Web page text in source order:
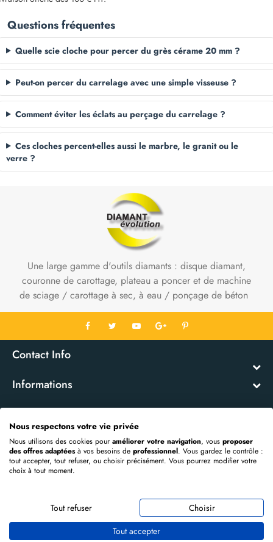
Questions fréquentes
Quelle scie cloche pour percer du grès cérame 20 mm ?
Peut-on percer du carrelage avec une simple visseuse ?
Comment éviter les éclats au perçage du carrelage ?
Ces cloches percent-elles aussi le marbre, le granit ou le
verre ?
Une large gamme d'outils diamants : disque diamant,
couronne de carottage, plateau a poncer et de machine
de sciage / carottage à sec, à eau / ponçage de béton
Contact Info
Informations
Extras
Nous respectons votre vie privée
Nous utilisons des cookies pour améliorer votre navigation, vous proposer
des offres adaptéesà vos besoins de professionnel. Vous gardez le contrôle :
tout accepter, tout refuser, ou choisir précisément. Vous pourrez modifier votre
choix à tout moment.
Tout refuser
Choisir
Tout accepter